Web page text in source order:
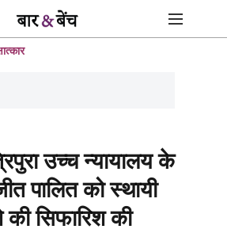
उच्च न्यायालय के
पालित को स्थायी
की सिफारिश की